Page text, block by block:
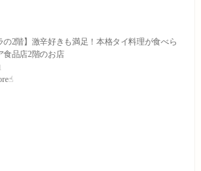
の2階】激辛好きも満足！本格タイ料理が食べら
食品店2階のお店